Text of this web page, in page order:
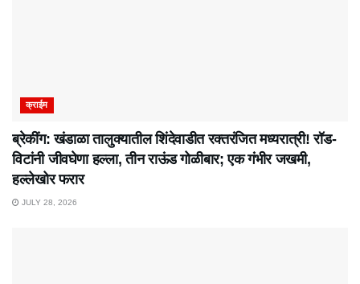
क्राईम
ब्रेकींग: खंडाळा तालुक्यातील शिंदेवाडीत रक्तरंजित मध्यरात्री! रॉड-
विटांनी जीवघेणा हल्ला, तीन राऊंड गोळीबार; एक गंभीर जखमी,
हल्लेखोर फरार
JULY 28, 2026